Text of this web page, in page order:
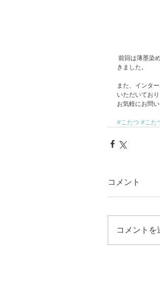
きました。
また、インタ
いただいており
お気軽にお問
#こたつ #こた
コメント
コメントを